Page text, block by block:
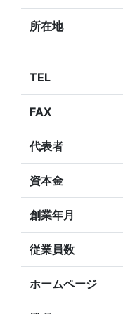
所在地
TEL
FAX
代表者
資本金
創業年月
従業員数
ホームページ